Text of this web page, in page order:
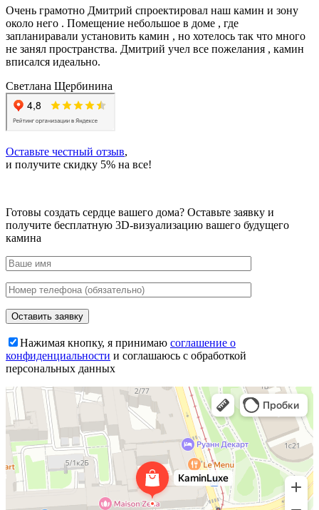
Очень грамотно Дмитрий спроектировал наш камин и зону
около него . Помещение небольшое в доме , где
запланиравали установить камин , но хотелось так что много
не занял пространства. Дмитрий учел все пожелания , камин
вписался идеально.
Светлана Щербинина
Оставьте честный отзыв,
и получите скидку 5% на все!
Готовы создать сердце вашего дома? Оставьте заявку и
получите бесплатную 3D-визуализацию вашего будущего
камина
Нажимая кнопку, я принимаю соглашение о
конфиденциальности и соглашаюсь с обработкой
персональных данных